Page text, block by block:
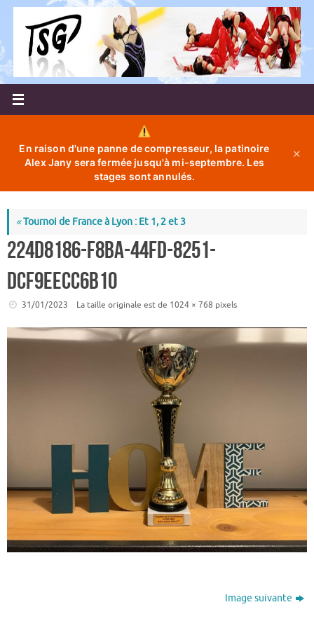
Passer
contenu
En raison d'une panne de compresseur, la patinoire
Alex Jany sera fermée jusqu'à mi-septembre. Les
stages sont annulés.
✕
«Tournoi de France à Lyon : Et 1, 2 et 3
224d8186-f8ba-44fd-8251-
dcf9eecc6b10
31/01/2023 La taille originale est de 1024 × 768 pixels
Image suivante